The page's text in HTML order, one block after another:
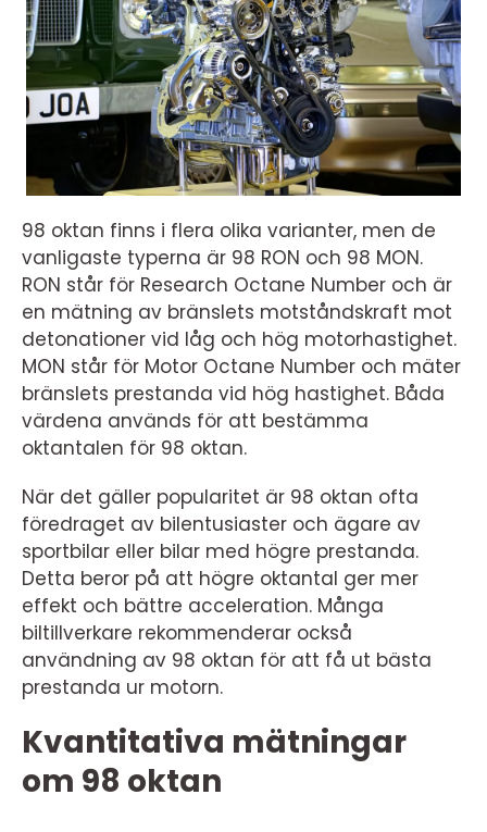
98 oktan finns i flera olika varianter, men de
vanligaste typerna är 98 RON och 98 MON.
RON står för Research Octane Number och är
en mätning av bränslets motståndskraft mot
detonationer vid låg och hög motorhastighet.
MON står för Motor Octane Number och mäter
bränslets prestanda vid hög hastighet. Båda
värdena används för att bestämma
oktantalen för 98 oktan.
När det gäller popularitet är 98 oktan ofta
föredraget av bilentusiaster och ägare av
sportbilar eller bilar med högre prestanda.
Detta beror på att högre oktantal ger mer
effekt och bättre acceleration. Många
biltillverkare rekommenderar också
användning av 98 oktan för att få ut bästa
prestanda ur motorn.
Kvantitativa mätningar
om 98 oktan